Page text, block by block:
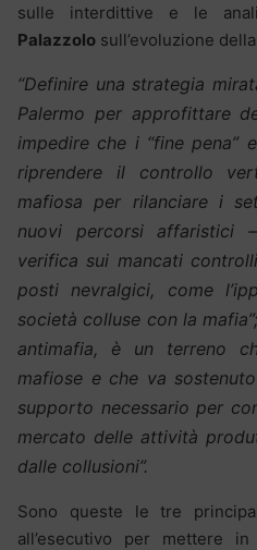
sulle interdittive e le
Palazzolo sull’evoluzione
“Definire una strategia
Palermo per approfittare
impedire che i “fine pena”
riprendere il controllo
mafiosa per rilanciare i
nuovi percorsi affaristici
verifica sui mancati
posti nevralgici, come
società colluse con la
antimafia, è un terreno
mafiose e che va
supporto necessario per
mercato delle attività
dalle collusioni”.
Sono queste le tre
all’esecutivo per mettere in